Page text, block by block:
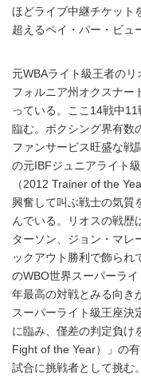
ほどライブ中継チケット
超えるペイ・パー・ビュ
元WBAライト級王者の
フォルニア州オクスナー
っている。ここ14戦中
臨む。ボクシング界有数
ファンサービス旺盛な戦
の元IBFジュニアライト
（2012 Trainer of the
興奮して叫ぶ戦士の気質
んでいる。リオスの戦歴
ターソン、ジョン・マレ
ックアウト勝利で飾られ
のWBO世界スーパーラ
年最高の対戦とみる向き
スーパーライト級王座決
に臨み、僅差の判定負け
Fight of the Year）」の
試合に挑戦者として挑む。